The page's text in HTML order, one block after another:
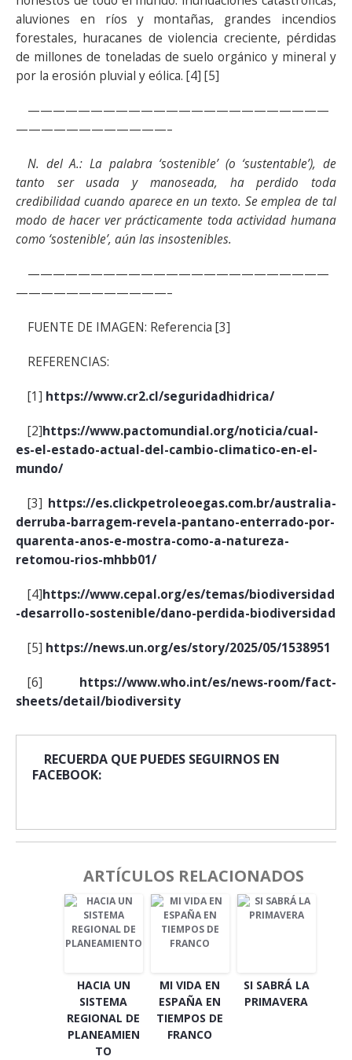
aluviones en ríos y montañas, grandes incendios
forestales, huracanes de violencia creciente, pérdidas
de millones de toneladas de suelo orgánico y mineral y
por la erosión pluvial y eólica. [4] [5]
————————————————————————
————————————–
N. del A.: La palabra ‘sostenible’ (o ‘sustentable’), de
tanto ser usada y manoseada, ha perdido toda
credibilidad cuando aparece en un texto. Se emplea de tal
modo de hacer ver prácticamente toda actividad humana
como ‘sostenible’, aún las insostenibles.
————————————————————————
————————————–
FUENTE DE IMAGEN: Referencia [3]
REFERENCIAS:
[1] https://www.cr2.cl/seguridadhidrica/
[2]https://www.pactomundial.org/noticia/cual-
es-el-estado-actual-del-cambio-climatico-en-el-
mundo/
[3] https://es.clickpetroleoegas.com.br/australia-
derruba-barragem-revela-pantano-enterrado-por-
quarenta-anos-e-mostra-como-a-natureza-
retomou-rios-mhbb01/
[4]https://www.cepal.org/es/temas/biodiversidad
-desarrollo-sostenible/dano-perdida-biodiversidad
[5] https://news.un.org/es/story/2025/05/1538951
[6] https://www.who.int/es/news-room/fact-
sheets/detail/biodiversity
RECUERDA QUE PUEDES SEGUIRNOS EN
FACEBOOK:
ARTÍCULOS RELACIONADOS
HACIA UN
SISTEMA
REGIONAL DE
PLANEAMIEN
TO
MI VIDA EN
ESPAÑA EN
TIEMPOS DE
FRANCO
SI SABRÁ LA
PRIMAVERA